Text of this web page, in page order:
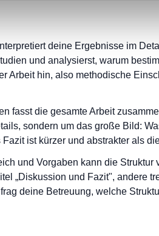
deine Ergebnisse im
und analysierst, warum
Arbeit hin, also methodische
fasst die gesamte Arbeit
sondern um das große Bild:
ist kürzer und abstrakter als
und Vorgaben kann die
„Diskussion und Fazit", andere
deine Betreuung, welche